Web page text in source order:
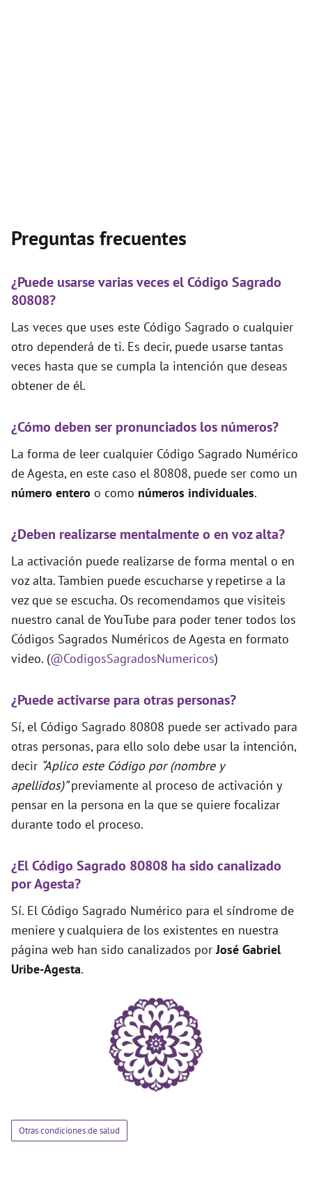
Preguntas frecuentes
¿Puede usarse varias veces el Código Sagrado
80808?
Las veces que uses este Código Sagrado o cualquier
otro dependerá de ti. Es decir, puede usarse tantas
veces hasta que se cumpla la intención que deseas
obtener de él.
¿Cómo deben ser pronunciados los números?
La forma de leer cualquier Código Sagrado Numérico
de Agesta, en este caso el 80808, puede ser como un
número entero o como números individuales.
¿Deben realizarse mentalmente o en voz alta?
La activación puede realizarse de forma mental o en
voz alta. Tambien puede escucharse y repetirse a la
vez que se escucha. Os recomendamos que visiteis
nuestro canal de YouTube para poder tener todos los
Códigos Sagrados Numéricos de Agesta en formato
video. (@CodigosSagradosNumericos)
¿Puede activarse para otras personas?
Sí, el Código Sagrado 80808 puede ser activado para
otras personas, para ello solo debe usar la intención,
decir “Aplico este Código por (nombre y
apellidos)”previamente al proceso de activación y
pensar en la persona en la que se quiere focalizar
durante todo el proceso.
¿El Código Sagrado 80808 ha sido canalizado
por Agesta?
Sí. El Código Sagrado Numérico para el síndrome de
meniere y cualquiera de los existentes en nuestra
página web han sido canalizados porJosé Gabriel
Uribe-Agesta.
Otras condiciones de salud